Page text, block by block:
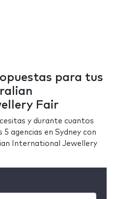
para tus
Fair
y durante cuantos
agencias en Sydney con
International Jewellery